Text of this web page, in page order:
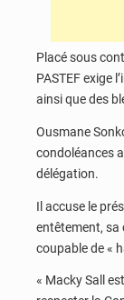
Placé sous
PASTEF exige
ainsi que des
Ousmane
condoléances
délégation.
Il accuse le
entêtement, sa
coupable de «
« Macky Sall